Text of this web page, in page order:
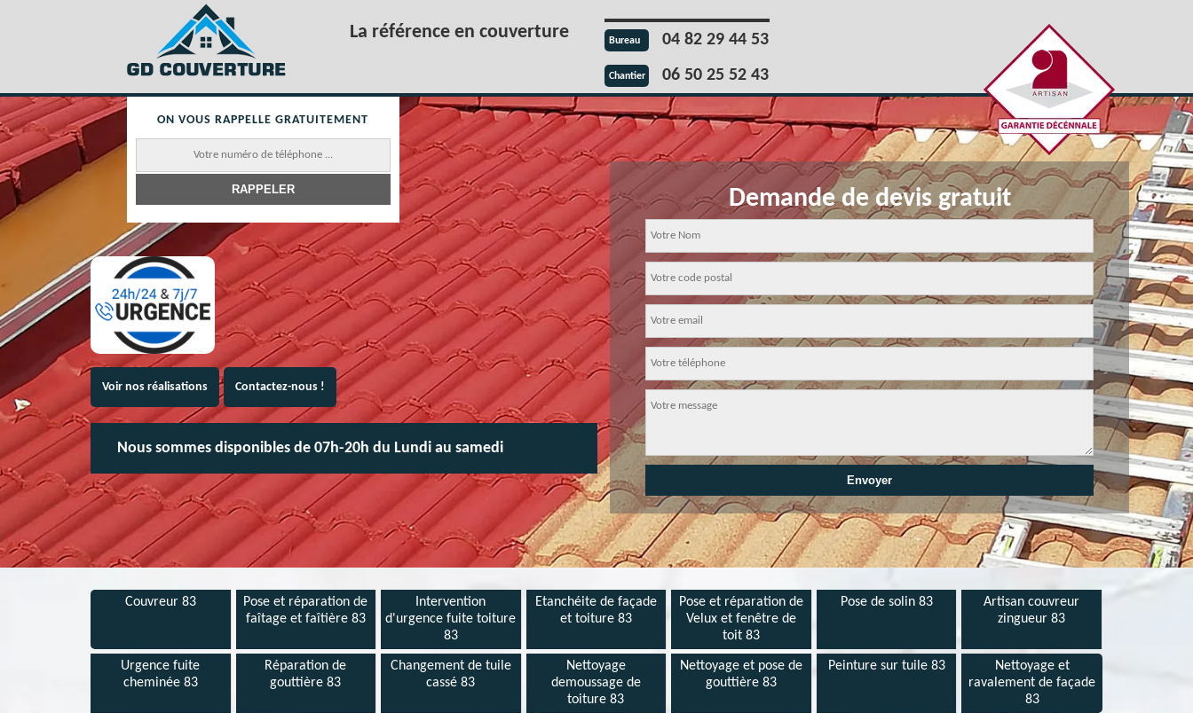
La référence en couverture Bureau 04 82 29 44 53
Chantier 06 50 25 52 43
Voir nos réalisations Contactez-nous !
Nous sommes disponibles de 07h-20h du Lundi au samedi
Demande de devis gratuit
ON VOUS RAPPELLE GRATUITEMENT
Couvreur 83
Pose et réparation de
faîtage et faîtière 83
Intervention
d'urgence fuite toiture
83
Etanchéite de façade
et toiture 83
Pose et réparation de
Velux et fenêtre de
toit 83
Pose de solin 83
Artisan couvreur
zingueur 83
Urgence fuite
cheminée 83
Réparation de
gouttière 83
Changement de tuile
cassé 83
Nettoyage
demoussage de
toiture 83
Nettoyage et pose de
gouttière 83
Peinture sur tuile 83
Nettoyage et
ravalement de façade
83